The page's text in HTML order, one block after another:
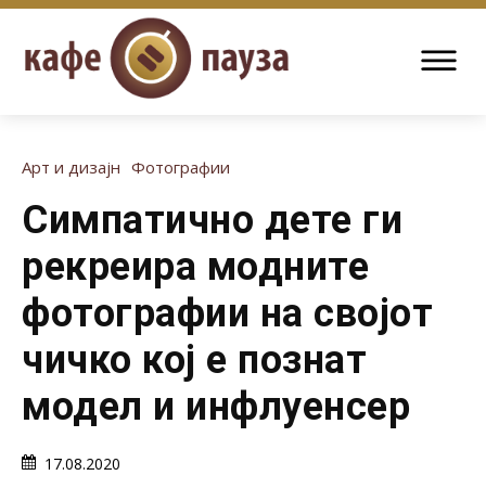
Арт и дизајн Фотографии
Симпатично дете ги
рекреира модните
фотографии на својот
чичко кој е познат
модел и инфлуенсер
17.08.2020